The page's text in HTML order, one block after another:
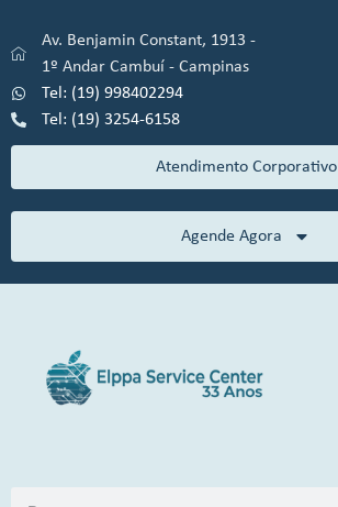
Av. Benjamin Constant, 1913 -
1º Andar Cambuí - Campinas
Tel: (19) 998402294
Tel: (19) 3254-6158
Atendimento Corporativo
Agende Agora